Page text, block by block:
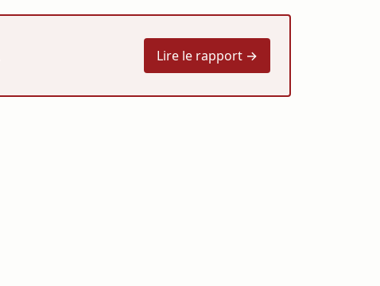
Lire le rapport →